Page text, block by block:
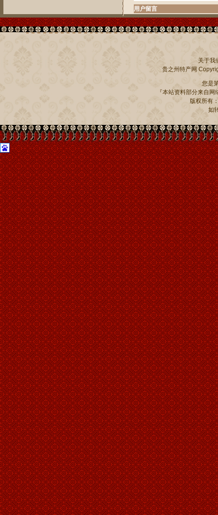
用户留言
关于我
贵之州特产网
您是
『本站资料部分来自
版权所有
如